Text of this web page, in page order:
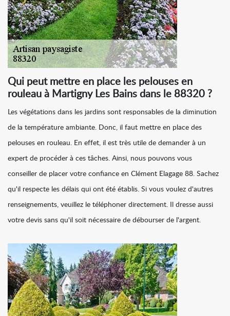
Qui peut mettre en place les pelouses en
rouleau à Martigny Les Bains dans le 88320 ?
Les végétations dans les jardins sont responsables de la diminution
de la température ambiante. Donc, il faut mettre en place des
pelouses en rouleau. En effet, il est très utile de demander à un
expert de procéder à ces tâches. Ainsi, nous pouvons vous
conseiller de placer votre confiance en Clément Elagage 88. Sachez
qu'il respecte les délais qui ont été établis. Si vous voulez d'autres
renseignements, veuillez le téléphoner directement. Il dresse aussi
votre devis sans qu'il soit nécessaire de débourser de l'argent.